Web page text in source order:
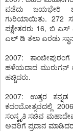
ಪಡೆದು ಜಯಭೇರಿ
ಗುರಿಯಾಯಿತು. 272
ಪಕ್ಷೇತರರು 16, ಬಿ
ಎಲ್ ಡಿ ತಲಾ ಎರಡು
2007:
ಹಳೆಯದಾದ ಮುರುಗನ್
ಹಚ್ಚಿದರು.
2007: ಉತ್ತರ
ಕದಂಬೋತ್ಸವದಲ್ಲಿ
ಸಂಸ್ಕೃತಿ ಸಚಿವ
ಅವರಿಗೆ ಪ್ರದಾನ